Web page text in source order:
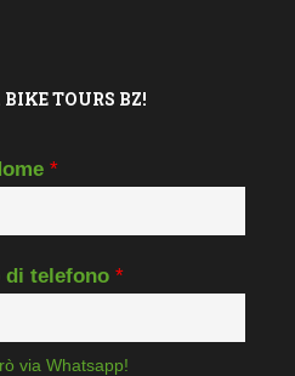
TOURS BZ!
*
di telefono *
via Whatsapp!